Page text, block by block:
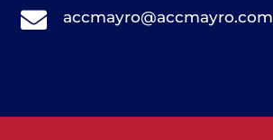
 accmayro@accmayro.com